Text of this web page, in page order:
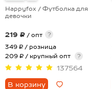
Happyfox / Футболка для
девочки
219 ₽ / опт
?
349 ₽ / розница
209 ₽ / крупный опт
?
137564
В корзину